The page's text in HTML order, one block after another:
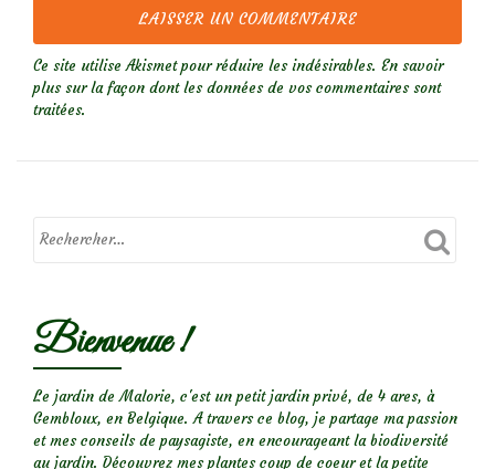
Ce site utilise Akismet pour réduire les indésirables. En savoir
plus sur la façon dont les données de vos commentaires sont
traitées.
Bienvenue !
Le jardin de Malorie, c'est un petit jardin privé, de 4 ares, à
Gembloux, en Belgique. A travers ce blog, je partage ma passion
et mes conseils de paysagiste, en encourageant la biodiversité
au jardin. Découvrez mes plantes coup de coeur et la petite